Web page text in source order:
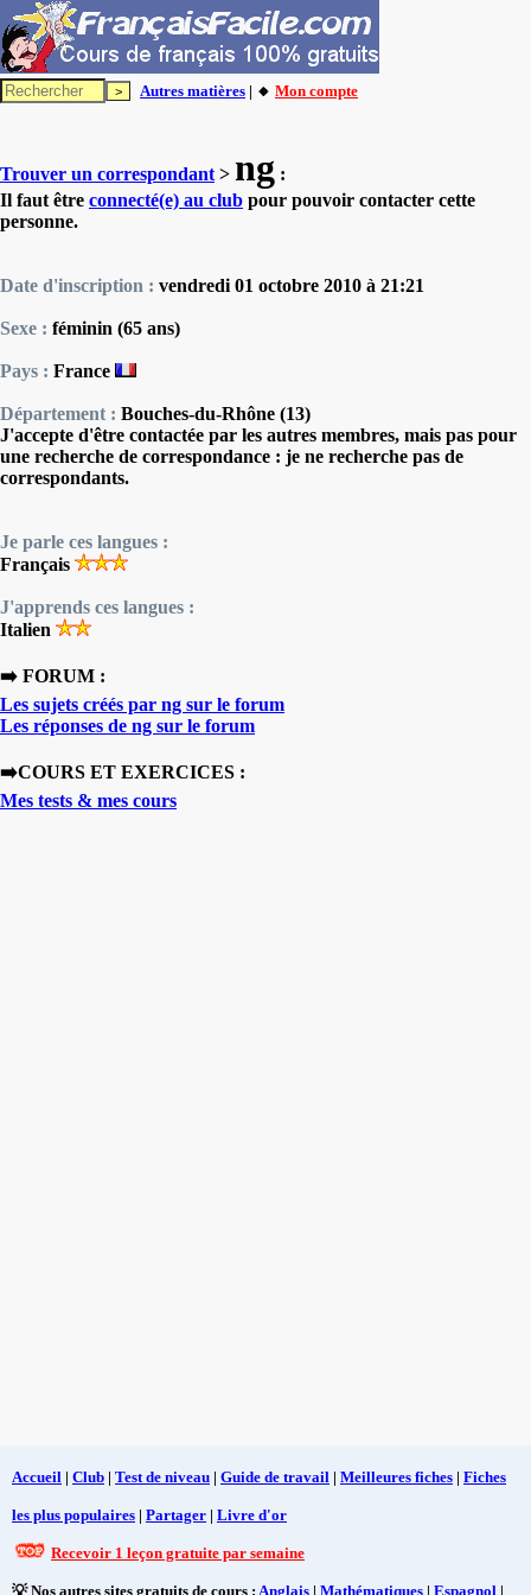
Autres matières | 🔸 Mon compte
Trouver un correspondant > ng :
Il faut être connecté(e) au club pour pouvoir contacter cette
personne.
Date d'inscription : vendredi 01 octobre 2010 à 21:21
Sexe : féminin (65 ans)
Pays : France
Département : Bouches-du-Rhône (13)
J'accepte d'être contactée par les autres membres, mais pas pour
une recherche de correspondance : je ne recherche pas de
correspondants.
Je parle ces langues :
Français
J'apprends ces langues :
Italien
➡️ FORUM :
Les sujets créés par ng sur le forum
Les réponses de ng sur le forum
➡️COURS ET EXERCICES :
Mes tests & mes cours
Accueil | Club | Test de niveau | Guide de travail | Meilleures fiches | Fiches
les plus populaires | Partager | Livre d'or
Recevoir 1 leçon gratuite par semaine
💡 Nos autres sites gratuits de cours : Anglais | Mathématiques | Espagnol |